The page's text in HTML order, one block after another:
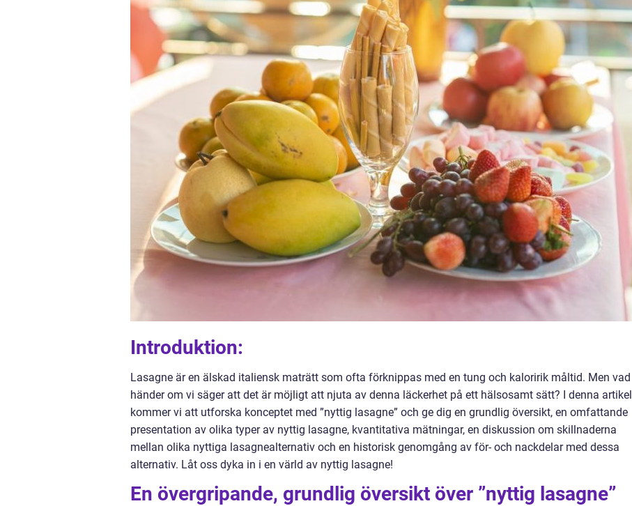
Introduktion:
Lasagne är en älskad italiensk maträtt som ofta förknippas med en tung och kaloririk måltid. Men vad
händer om vi säger att det är möjligt att njuta av denna läckerhet på ett hälsosamt sätt? I denna artikel
kommer vi att utforska konceptet med ”nyttig lasagne” och ge dig en grundlig översikt, en omfattande
presentation av olika typer av nyttig lasagne, kvantitativa mätningar, en diskussion om skillnaderna
mellan olika nyttiga lasagnealternativ och en historisk genomgång av för- och nackdelar med dessa
alternativ. Låt oss dyka in i en värld av nyttig lasagne!
En övergripande, grundlig översikt över ”nyttig lasagne”